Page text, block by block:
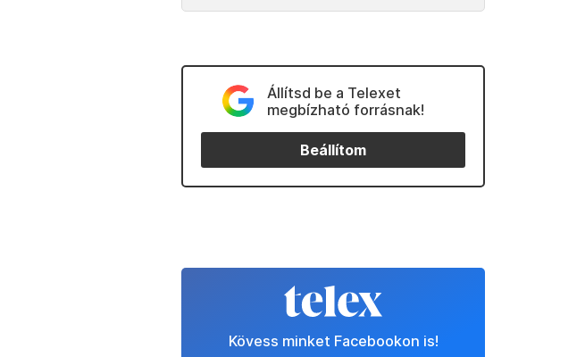
Állítsd be a Telexet
megbízható forrásnak!
Beállítom
Kövess minket Facebookon is!